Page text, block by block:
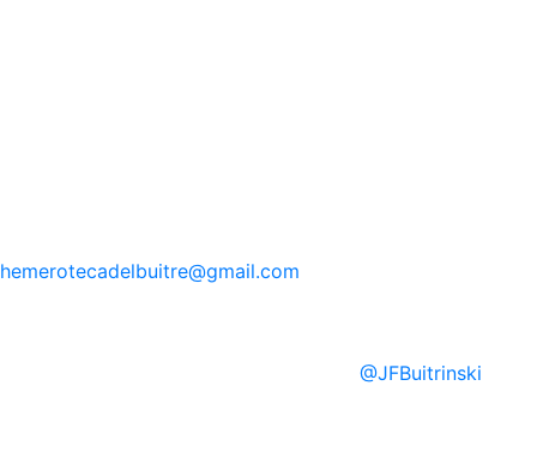
hemerotecadelbuitre@gmail.com
@JFBuitrinski